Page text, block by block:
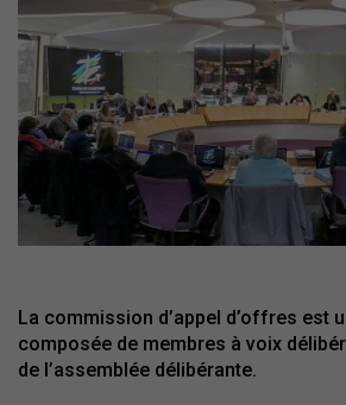
La commission d’appel d’offres est
composée de membres à voix
de l’assemblée délibérante.